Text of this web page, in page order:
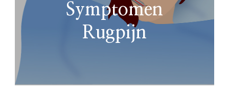
Symptomen
Rugpijn